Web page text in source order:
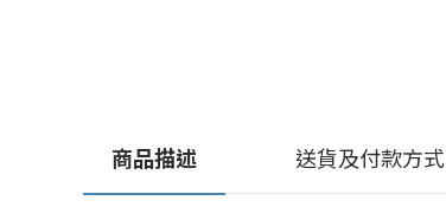
商品描述 送貨及付款方式